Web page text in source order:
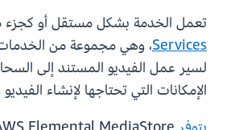
تعمل الخدمة بشكل مستقل أو
Services، وهي مجموعة من
لسير عمل الفيديو المستند إلى
الإمكانات التي تحتاجها لإنشاء